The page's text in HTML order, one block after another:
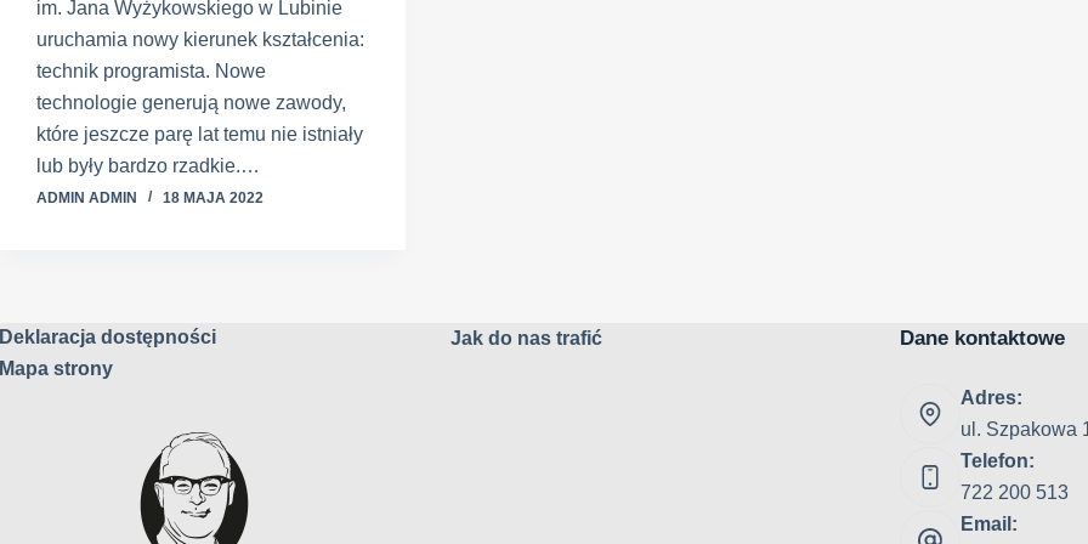
im. Jana Wyżykowskiego w Lubinie
uruchamia nowy kierunek kształcenia:
technik programista. Nowe
technologie generują nowe zawody,
które jeszcze parę lat temu nie istniały
lub były bardzo rzadkie.…
ADMIN ADMIN 18 MAJA 2022
Deklaracja dostępności
Mapa strony
Jak do nas trafić Dane kontaktowe
Adres:
ul. Szpakowa
Telefon:
722 200 513
Email: